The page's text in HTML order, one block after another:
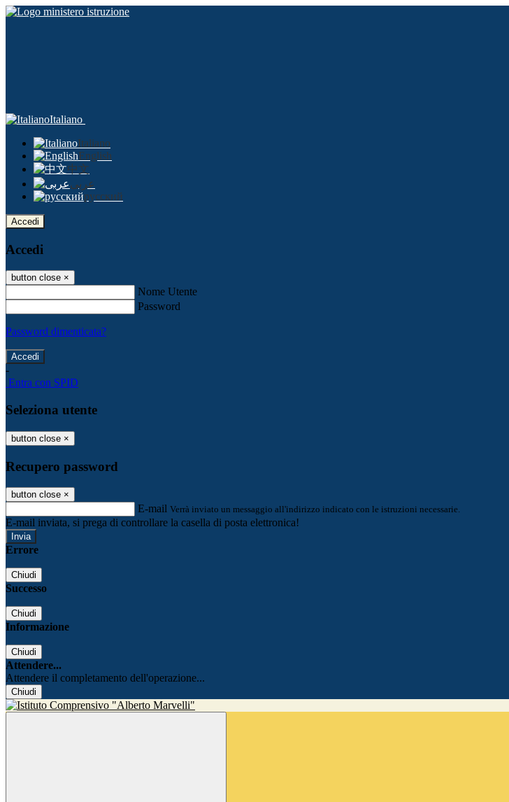
Italiano
Italiano
English
中文
عربى
русский
Accedi
Accedi
button close ×
Nome Utente
Password
Password dimenticata?
-
Entra con SPID
Seleziona utente
button close ×
Recupero password
button close ×
E-mail Verrà inviato un messaggio all'indirizzo indicato con le istruzioni necessarie.
E-mail inviata, si prega di controllare la casella di posta elettronica!
Errore
Chiudi
Successo
Chiudi
Informazione
Chiudi
Attendere...
Attendere il completamento dell'operazione...
Chiudi